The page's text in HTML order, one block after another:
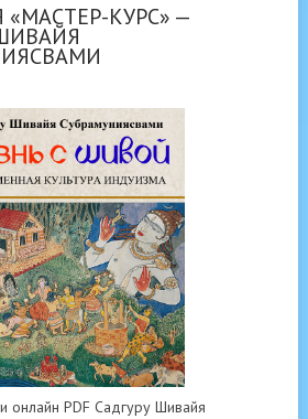
КУРС» —
онлайн PDF Садгуру Шивайя